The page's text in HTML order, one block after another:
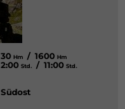
30 Hm / 1600 Hm
2:00 Std. / 11:00 Std.
Südost